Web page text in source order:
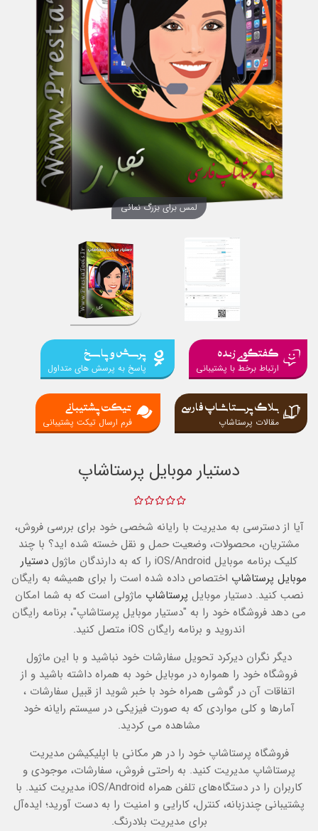
لمس برای بزرگ نمائی
گفتگوی زنده
ارتباط برخط با پشتیبانی
پرسش و پاسخ
پاسخ به پرسش های متداول
بلاگ پرستاشاپ فارسی
مقالات پرستاشاپ
تیکت پشتیبانی
فرم ارسال تیکت پشتیبانی
دستیار موبایل پرستاشاپ
آیا از دسترسی به مدیریت با رایانه شخصی خود برای بررسی فروش،
مشتریان، محصولات، وضعیت حمل و نقل خسته شده اید؟ با چند
کلیک برنامه موبایل iOS/Android را که به دارندگان ماژول
دستیار
موبایل پرستاشاپ اختصاص داده شده است را برای همیشه به رایگان
نصب کنید.دستیار موبایل پرستاشاپ ماژولی است که به شما امکان
می دهد فروشگاه خود را به "دستیار موبایل پرستاشاپ"، برنامه رایگان
اندروید و برنامه رایگان iOS متصل کنید.
دیگر نگران دیرکرد تحویل سفارشات خود نباشید و با این ماژول
فروشگاه خود را همواره در موبایل خود به همراه داشته باشید و از
اتفاقات آن در گوشی همراه خود با خبر شوید از قبیل سفارشات ،
آمارها و کلی مواردی که به صورت فیزیکی در سیستم رایانه خود
مشاهده می کردید.
فروشگاه پرستاشاپ خود را در هر مکانی با اپلیکیشن مدیریت
پرستاشاپ مدیریت کنید. به راحتی فروش، سفارشات، موجودی و
کاربران را در دستگاه‌های تلفن همراه iOS/Android مدیریت کنید. با
پشتیبانی چندزبانه، کنترل، کارایی و امنیت را به دست آورید؛ ایده‌آل
برای مدیریت بلادرنگ.